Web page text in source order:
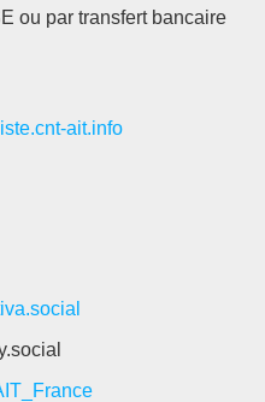
ou par transfert bancaire
ait.info